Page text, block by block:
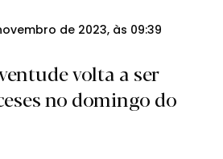
de 2023, às 09:39
volta a ser
no domingo do